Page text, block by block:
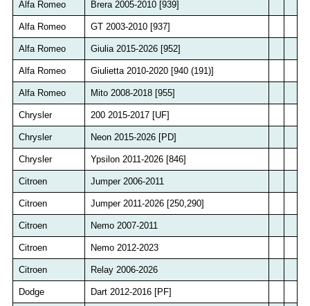
Alfa Romeo Brera 2005-2010 [939]
Alfa Romeo GT 2003-2010 [937]
Alfa Romeo Giulia 2015-2026 [952]
Alfa Romeo Giulietta 2010-2020 [940 (191)]
Alfa Romeo Mito 2008-2018 [955]
Chrysler 200 2015-2017 [UF]
Chrysler Neon 2015-2026 [PD]
Chrysler Ypsilon 2011-2026 [846]
Citroen Jumper 2006-2011
Citroen Jumper 2011-2026 [250,290]
Citroen Nemo 2007-2011
Citroen Nemo 2012-2023
Citroen Relay 2006-2026
Dodge Dart 2012-2016 [PF]